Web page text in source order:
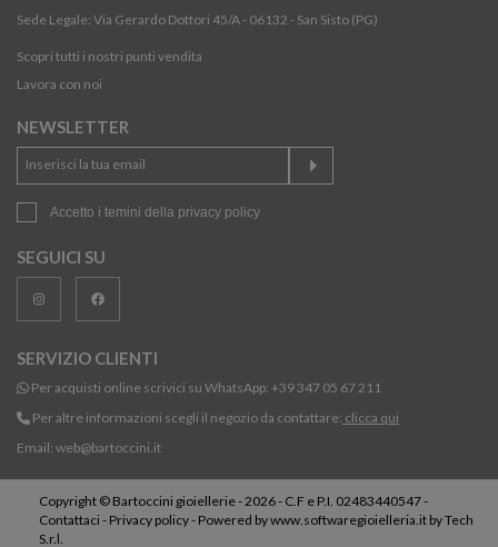
Sede Legale: Via Gerardo Dottori 45/A - 06132 - San Sisto (PG)
Scopri tutti i nostri punti vendita
Lavora con noi
NEWSLETTER
Accetto i temini della privacy policy
SEGUICI SU
SERVIZIO CLIENTI
Per acquisti online scrivici su WhatsApp: +39 347 05 67 211
Per altre informazioni scegli il negozio da contattare: clicca qui
Email: web@bartoccini.it
Copyright © Bartoccini gioiellerie - 2026 - C.F e P.I. 02483440547 -
Contattaci - Privacy policy- Powered bywww.softwaregioielleria.it byTech
S.r.l.